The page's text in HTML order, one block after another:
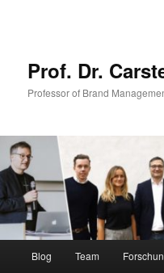
Prof. Dr.
Professor of Brand
Blog Team